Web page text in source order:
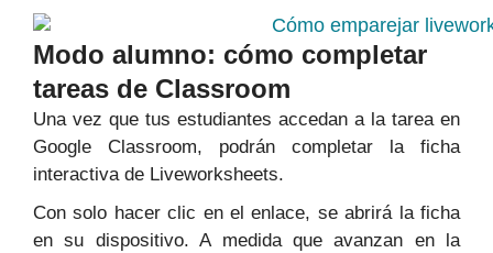
Modo alumno: cómo completar
tareas de Classroom
Una vez que tus estudiantes accedan a la tarea en
Google Classroom, podrán completar la ficha
interactiva de Liveworksheets.
Con solo hacer clic en el enlace, se abrirá la ficha
en su dispositivo. A medida que avanzan en la